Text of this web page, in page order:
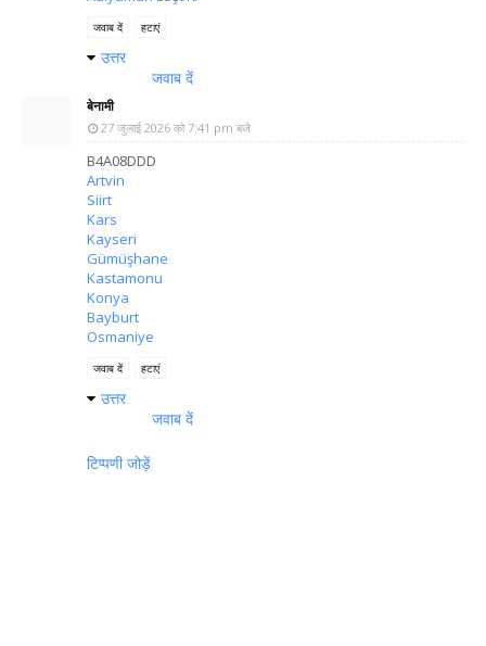
जवाब दें हटाएं
उत्तर
जवाब दें
बेनामी
27 जुलाई 2026 को 7:41 pm बजे
B4A08DDD
Artvin
Siirt
Kars
Kayseri
Gümüşhane
Kastamonu
Konya
Bayburt
Osmaniye
जवाब दें हटाएं
उत्तर
जवाब दें
टिप्पणी जोड़ें